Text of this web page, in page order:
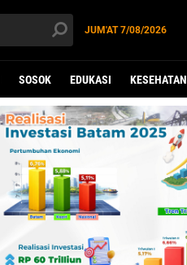
JUM'AT7/08/2026
SOSOK EDUKASI KESEHATAN